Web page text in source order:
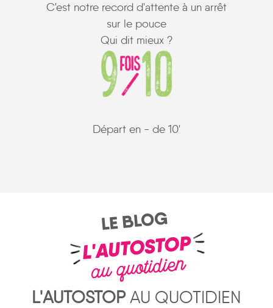
C'est notre record d'attente à un arrêt
sur le pouce
Qui dit mieux ?
Départ en - de 10'
LE BLOG
L'AUTOSTOP
au quotidien
L'AUTOSTOPAU QUOTIDIEN